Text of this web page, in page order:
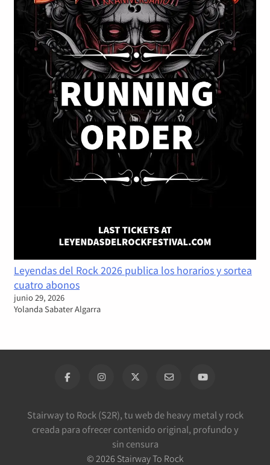
Leyendas del Rock 2026 publica los horarios y sortea
cuatro abonos
junio 29, 2026
Yolanda Sabater Algarra
Stairway to Rock (S2R), tu web de heavy metal y rock
creada para ofrecer contenido original, profundo y
sin censura
© 2026 Stairway To Rock